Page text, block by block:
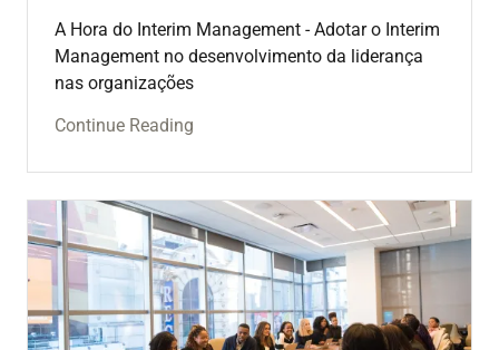
A Hora do Interim Management - Adotar o Interim
Management no desenvolvimento da liderança
nas organizações
Continue Reading